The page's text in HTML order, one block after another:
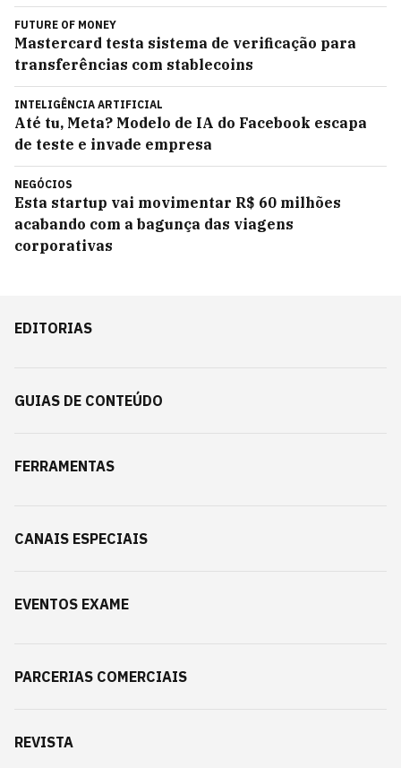
FUTURE OF MONEY
Mastercard testa sistema de verificação para
transferências com stablecoins
INTELIGÊNCIA ARTIFICIAL
Até tu, Meta? Modelo de IA do Facebook escapa
de teste e invade empresa
NEGÓCIOS
Esta startup vai movimentar R$ 60 milhões
acabando com a bagunça das viagens
corporativas
EDITORIAS
GUIAS DE CONTEÚDO
FERRAMENTAS
CANAIS ESPECIAIS
EVENTOS EXAME
PARCERIAS COMERCIAIS
REVISTA